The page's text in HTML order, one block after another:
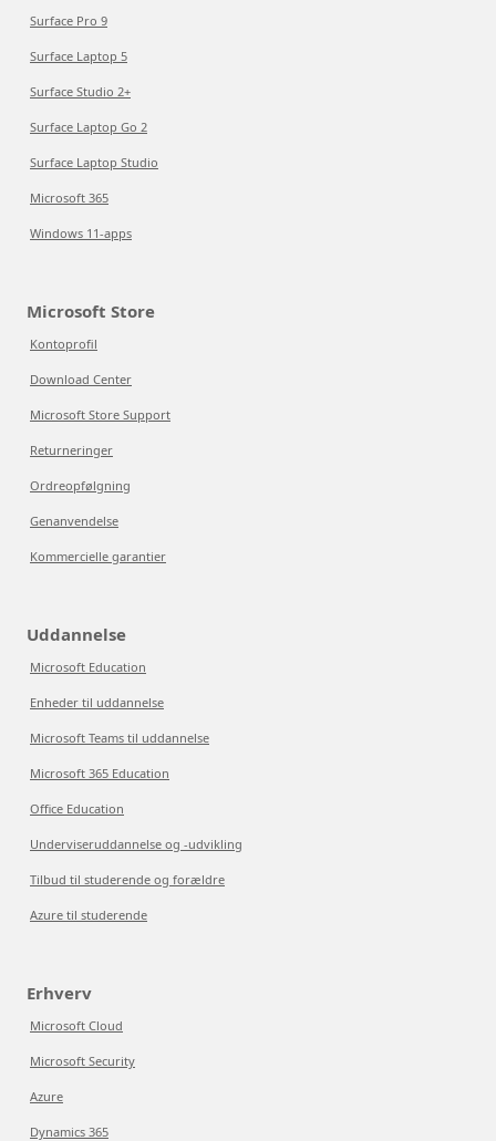
Surface Pro 9
Surface Laptop 5
Surface Studio 2+
Surface Laptop Go 2
Surface Laptop Studio
Microsoft 365
Windows 11-apps
Microsoft Store
Kontoprofil
Download Center
Microsoft Store Support
Returneringer
Ordreopfølgning
Genanvendelse
Kommercielle garantier
Uddannelse
Microsoft Education
Enheder til uddannelse
Microsoft Teams til uddannelse
Microsoft 365 Education
Office Education
Underviseruddannelse og -udvikling
Tilbud til studerende og forældre
Azure til studerende
Erhverv
Microsoft Cloud
Microsoft Security
Azure
Dynamics 365